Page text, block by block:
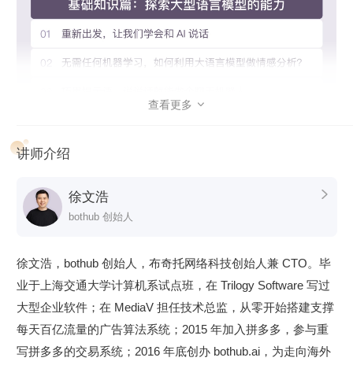
课程设计
课程共分为 3 个模块。
能，看看大模型能帮我们解决哪些常见的任务。通过这一部
本摘要、聊天机器人等功能，能够怎么实现。
实战提高篇。开始进入真实的应用场景。要让 AI 有用，不
是它能简单和我们闲聊几句就可以的。我们希望能够把自己
实际的业务问题。比如优化传统的搜索、推荐；或者进一步
让 AI 辅助我们读书读文章；乃至于让 AI 自动根据我们的代
码撰写单元测试；最后，我们还能够让 AI 去决策应用调用
什么样的外部系统，来帮助客户解决问题。
语音与视觉篇。光有文本对话的能力是不够的，这部分会进
查看更多 
讲师介绍
徐文浩
bothub 创始人

徐文浩，bothub 创始人，布奇托网络科技创始人兼 CTO。毕
业于上海交通大学计算机系试点班，在 Trilogy Software 写过
大型企业软件；在 MediaV 担任技术总监，从零开始搭建支撑
每天百亿流量的广告算法系统；2015 年加入拼多多，参与重
写拼多多的交易系统；2016 年底创办 bothub.ai，为走向海外